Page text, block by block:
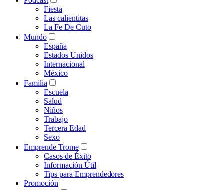
Fiesta
Las calientitas
La Fe De Cuto
Mundo
España
Estados Unidos
Internacional
México
Familia
Escuela
Salud
Niños
Trabajo
Tercera Edad
Sexo
Emprende Trome
Casos de Éxito
Información Útil
Tips para Emprendedores
Promoción